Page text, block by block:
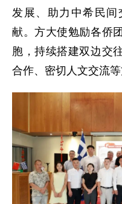
发展、助力中希民
献。方大使勉励各侨
胞，持续搭建双边交
合作、密切人文交流等